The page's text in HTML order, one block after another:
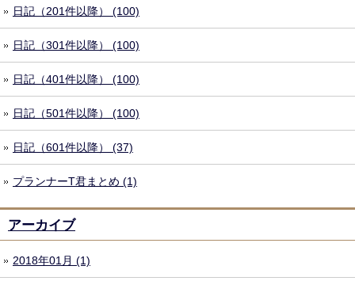
日記（201件以降） (100)
日記（301件以降） (100)
日記（401件以降） (100)
日記（501件以降） (100)
日記（601件以降） (37)
プランナーT君まとめ (1)
アーカイブ
2018年01月 (1)